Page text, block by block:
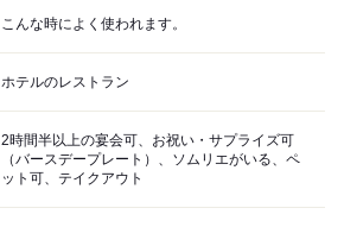
こんな時によく使われます。
ホテルのレストラン
2時間半以上の宴会可、お祝い・サプライズ可
（バースデープレート）、ソムリエがいる、ペ
ット可、テイクアウト